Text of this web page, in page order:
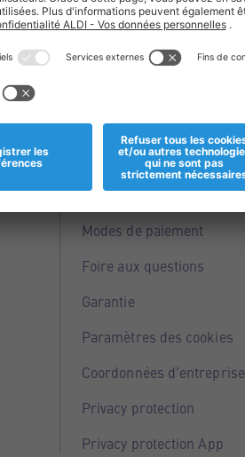
aucune de nos offres.
Informations
Magasins
Modes de paiement
Foire aux questions
Garantie
Paramètres des cookies
Coordonnées d'entreprise
Privacy protection
Privacy protection App